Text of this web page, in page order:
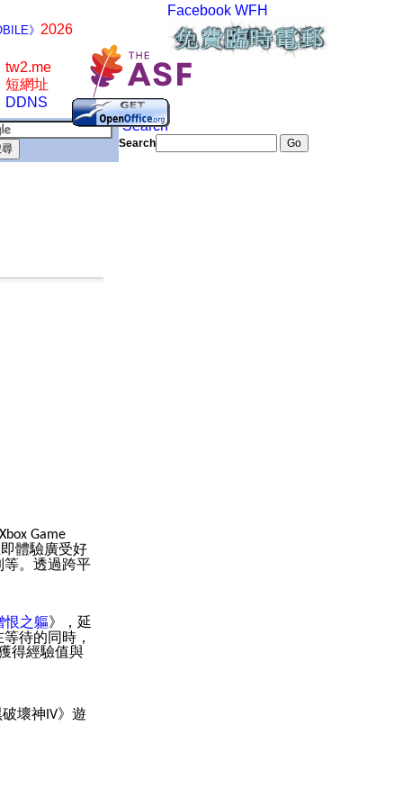
》 2026
tw2.me
短網址
DDNS
Facebook WFH
Xbox Game
體驗廣受好
等。透過跨平
恨之軀》，延
待的同時，
得經驗值與
壞神 IV》遊
Search
Search